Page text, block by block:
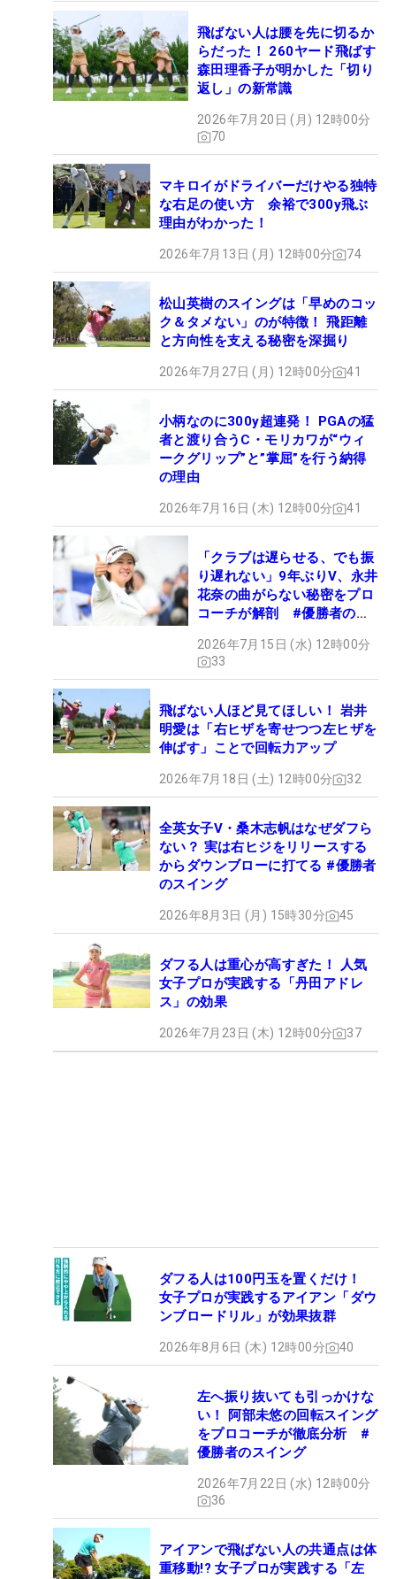
飛ばない人は腰を先に切るか
らだった！ 260ヤード飛ばす
森田理香子が明かした「切り
返し」の新常識
2026年7月20日 (月) 12時00分
70
マキロイがドライバーだけやる独特
な右足の使い方 余裕で300y飛ぶ
理由がわかった！
2026年7月13日 (月) 12時00分 74
松山英樹のスイングは「早めのコッ
ク＆タメない」のが特徴！ 飛距離
と方向性を支える秘密を深掘り
2026年7月27日 (月) 12時00分 41
小柄なのに300y超連発！ PGAの猛
者と渡り合うC・モリカワが“ウィ
ークグリップ”と”掌屈”を行う納得
の理由
2026年7月16日 (木) 12時00分 41
「クラブは遅らせる、でも振
り遅れない」9年ぶりV、永井
花奈の曲がらない秘密をプロ
コーチが解剖 #優勝者のス
2026年7月15日 (水) 12時00分
33
飛ばない人ほど見てほしい！ 岩井
明愛は「右ヒザを寄せつつ左ヒザを
伸ばす」ことで回転力アップ
2026年7月18日 (土) 12時00分 32
全英女子V・桑木志帆はなぜダフら
ない？ 実は右ヒジをリリースする
からダウンブローに打てる #優勝者
のスイング
2026年8月3日 (月) 15時30分 45
ダフる人は重心が高すぎた！ 人気
女子プロが実践する「丹田アドレ
ス」の効果
2026年7月23日 (木) 12時00分 37
ダフる人は100円玉を置くだけ！
女子プロが実践するアイアン「ダウ
ンブロードリル」が効果抜群
2026年8月6日 (木) 12時00分 40
左へ振り抜いても引っかけな
い！ 阿部未悠の回転スイング
をプロコーチが徹底分析 #
優勝者のスイング
2026年7月22日 (水) 12時00分
36
アイアンで飛ばない人の共通点は体
重移動!? 女子プロが実践する「左